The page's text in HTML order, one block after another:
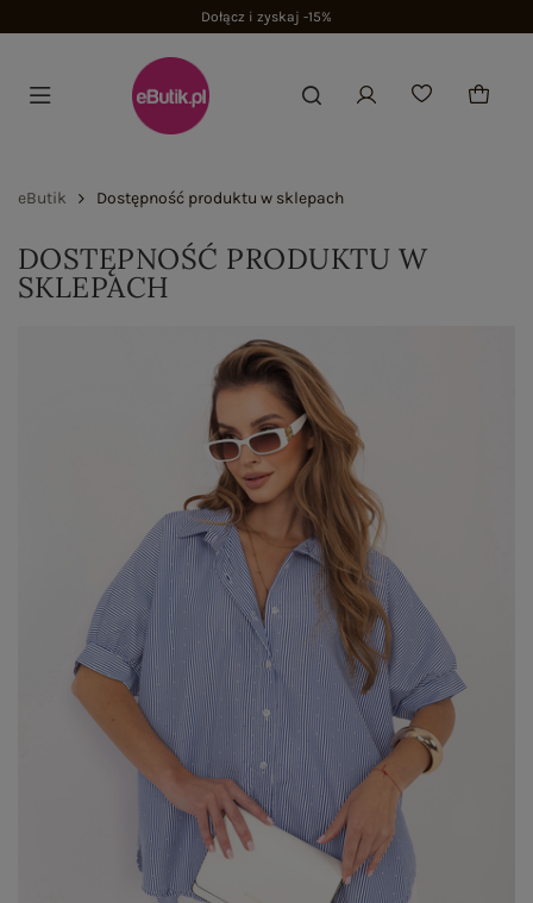
Dołącz i zyskaj -15%
eButik Dostępność produktu w sklepach
DOSTĘPNOŚĆ PRODUKTU W
SKLEPACH